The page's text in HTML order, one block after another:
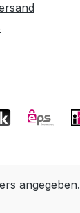
angegeben.